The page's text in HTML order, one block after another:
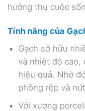
hưởng thụ cuộc
Tính năng của
Gạch sở hữu
và nhiệt độ cao,
hiệu quả. Nhờ
phồng rộp và
Với xương